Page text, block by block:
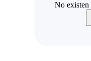
No existen